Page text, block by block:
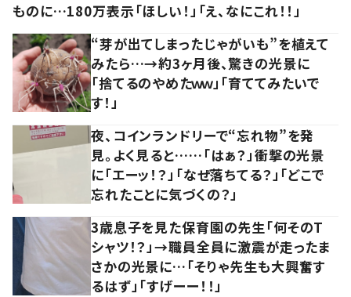
ものに…180万表示「ほしい！」「え、なにこれ！！」
“芽が出てしまったじゃがいも”を植えて
みたら…→約3ヶ月後、驚きの光景に
「捨てるのやめたｗｗ」「育ててみたいで
す！」
夜、コインランドリーで“忘れ物”を発
見。よく見ると……「はぁ？」衝撃の光景
に「エーッ！？」「なぜ落ちてる？」「どこで
忘れたことに気づくの？」
3歳息子を見た保育園の先生「何そのT
シャツ！？」→職員全員に激震が走ったま
さかの光景に…「そりゃ先生も大興奮す
るはず」「すげーー！！」